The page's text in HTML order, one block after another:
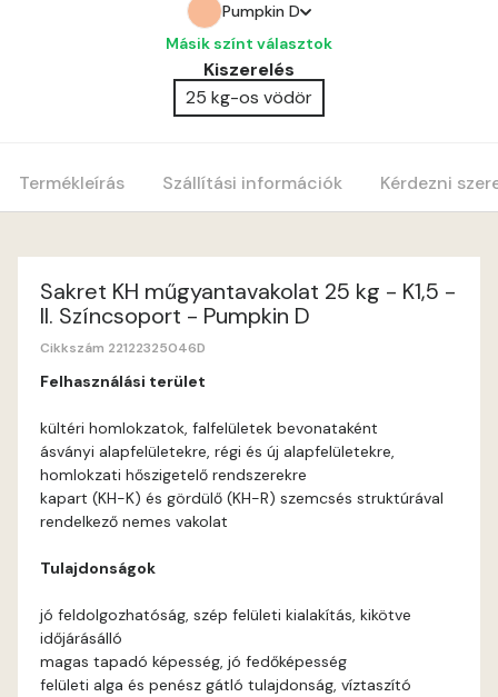
Pumpkin D
Amber C
Amber D
Anticred D
Apple D
Apricot D
Ash B
Másik színt választok
Kiszerelés
25 kg-os vödör
Termékleírás Szállítási információk Kérdezni
Sakret KH műgyantavakolat 25 kg - K1,5 -
II. Színcsoport - Pumpkin D
Cikkszám 22122325046D
Felhasználási terület
kültéri homlokzatok, falfelületek bevonataként
ásványi alapfelületekre, régi és új alapfelületekre,
homlokzati hőszigetelő rendszerekre
kapart (KH-K) és gördülő (KH-R) szemcsés struktúrával
rendelkező nemes vakolat
Tulajdonságok
jó feldolgozhatóság, szép felületi kialakítás, kikötve
időjárásálló
magas tapadó képesség, jó fedőképesség
felületi alga és penész gátló tulajdonság, víztaszító